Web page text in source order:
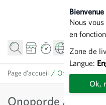
Nous
en
Zone de
Langue:
Ok,
Page d’accueil / Onoporde
Onoporde Acanthe